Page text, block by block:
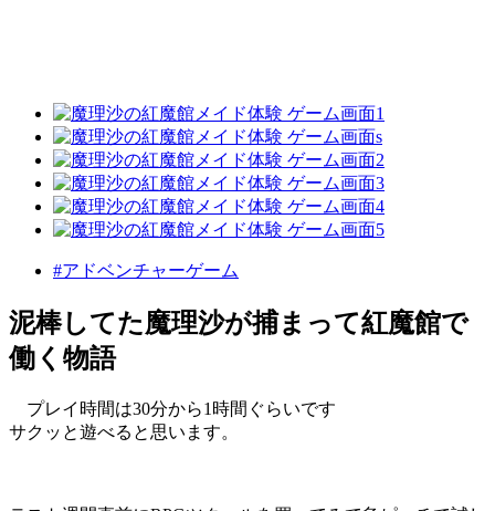
#アドベンチャーゲーム
泥棒してた魔理沙が捕まって紅魔館で
働く物語
プレイ時間は30分から1時間ぐらいです
サクッと遊べると思います。